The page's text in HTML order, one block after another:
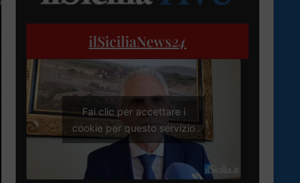
ilSiciliaNews24
Fai clic per accettare i
cookie per questo servizio